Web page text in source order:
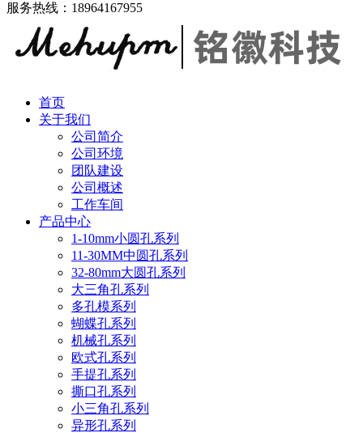
服务热线：18964167955
首页
关于我们
公司简介
公司环境
团队建设
公司概述
工作车间
产品中心
1-10mm小圆孔系列
11-30MM中圆孔系列
32-80mm大圆孔系列
大三角孔系列
多孔模系列
蝴蝶孔系列
机械孔系列
欧式孔系列
手提孔系列
撕口孔系列
小三角孔系列
异形孔系列